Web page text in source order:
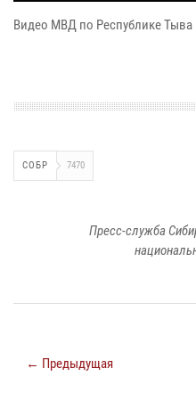
Видео МВД по Республике Тыва
СОБР 7470
Пресс-служба
← Предыдущая